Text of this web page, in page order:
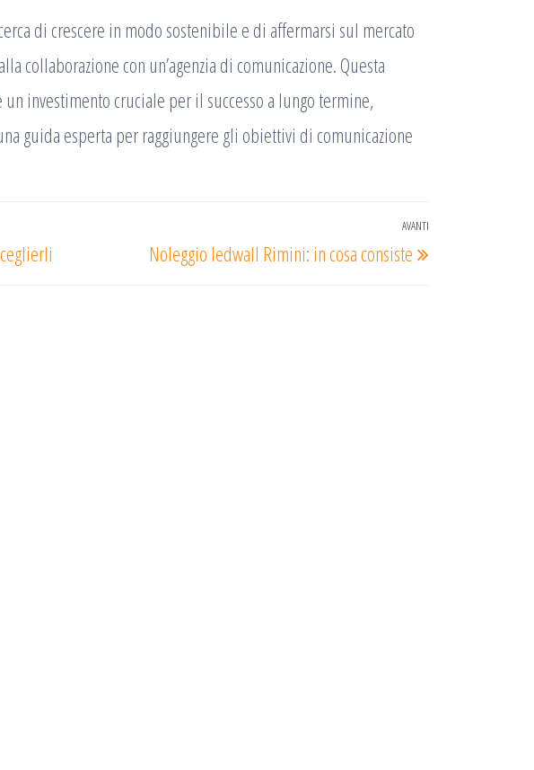
di crescere in modo sostenibile e di affermarsi sul mercato
collaborazione con un’agenzia di comunicazione. Questa
investimento cruciale per il successo a lungo termine,
guida esperta per raggiungere gli obiettivi di comunicazione
AVANTI
Noleggio ledwall Rimini: in cosa consiste